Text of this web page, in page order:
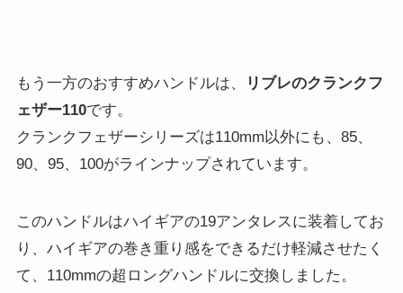
もう一方のおすすめハンドルは、
リブレのクランクフ
ェザー110です。
クランクフェザーシリーズは110mm以外にも、85、
90、95、100がラインナップされています。
このハンドルはハイギアの19アンタレスに装着してお
り、ハイギアの巻き重り感をできるだけ軽減させたく
て、110mmの超ロングハンドルに交換しました。